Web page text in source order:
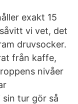
exakt 15
vi vet, det
druvsocker.
från kaffe,
nivåer
tur gör så